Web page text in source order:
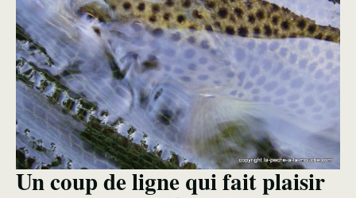
Un coup de ligne qui fait plaisir